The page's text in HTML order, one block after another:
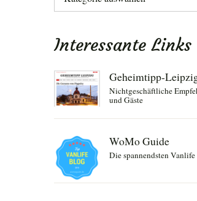
Interessante Links
Geheimtipp-
Nichtgeschäftliche
und Gäste
WoMo Guide
Die spannendsten